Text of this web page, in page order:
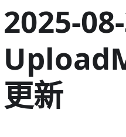
2025-
更新